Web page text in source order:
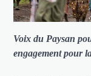
Voix du Paysan
engagement pour